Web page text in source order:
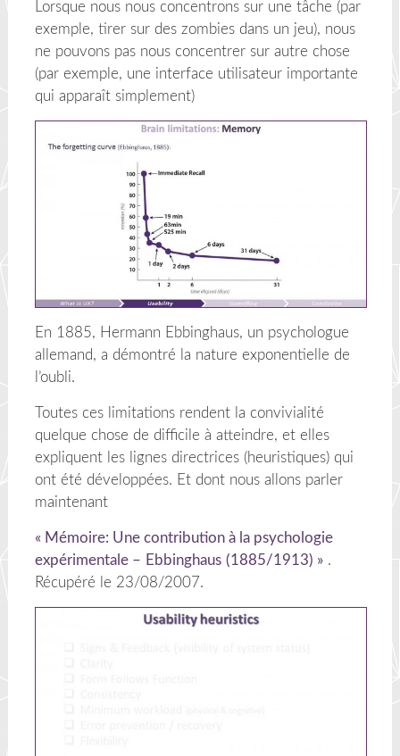
Lorsque nous nous concentrons sur une tâche (par
exemple, tirer sur des zombies dans un jeu), nous
ne pouvons pas nous concentrer sur autre chose
(par exemple, une interface utilisateur importante
qui apparaît simplement)
En 1885, Hermann Ebbinghaus, un psychologue
allemand, a démontré la nature exponentielle de
l’oubli.
Toutes ces limitations rendent la convivialité
quelque chose de difficile à atteindre, et elles
expliquent les lignes directrices (heuristiques) qui
ont été développées. Et dont nous allons parler
maintenant
« Mémoire: Une contribution à la psychologie
expérimentale – Ebbinghaus (1885/1913) ».
Récupéré le 23/08/2007.